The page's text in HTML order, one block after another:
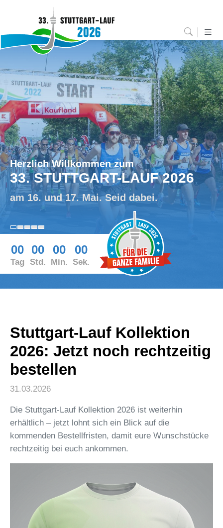
Herzlich Willkommen zum
33. STUTTGART-LAUF 2026
am 16. und 17. Mai. Seid dabei.
00
Tag
00
Std.
00
Min.
00
Sek.
Stuttgart-Lauf Kollektion
2026: Jetzt noch rechtzeitig
bestellen
31.03.2026
Die Stuttgart-Lauf Kollektion 2026 ist weiterhin
erhältlich – jetzt lohnt sich ein Blick auf die
kommenden Bestellfristen, damit eure Wunschstücke
rechtzeitig bei euch ankommen.